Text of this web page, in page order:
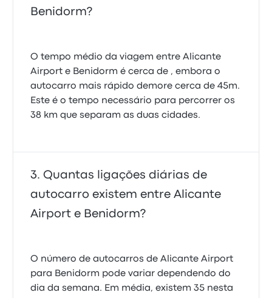
Benidorm?
O tempo médio da viagem entre Alicante
Airport e Benidorm é cerca de , embora o
autocarro mais rápido demore cerca de 45m.
Este é o tempo necessário para percorrer os
38 km que separam as duas cidades.
Quantas ligações diárias de
autocarro existem entre Alicante
Airport e Benidorm?
O número de autocarros de Alicante Airport
para Benidorm pode variar dependendo do
dia da semana. Em média, existem 35 nesta